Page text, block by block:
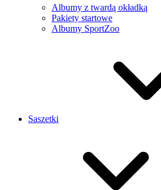
Albumy z twardą okładką
Pakiety startowe
Albumy SportZoo
Saszetki